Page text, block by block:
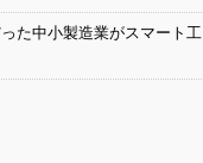
った中小製造業がスマート工